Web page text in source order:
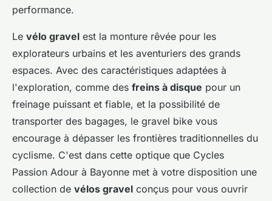
performance.
Le vélo gravel est la monture rêvée pour les
explorateurs urbains et les aventuriers des grands
espaces. Avec des caractéristiques adaptées à
l'exploration, comme des freins à disque pour un
freinage puissant et fiable, et la possibilité de
transporter des bagages, le gravel bike vous
encourage à dépasser les frontières traditionnelles du
cyclisme. C'est dans cette optique que Cycles
Passion Adour à Bayonne met à votre disposition une
collection de vélos gravel conçus pour vous ouvrir